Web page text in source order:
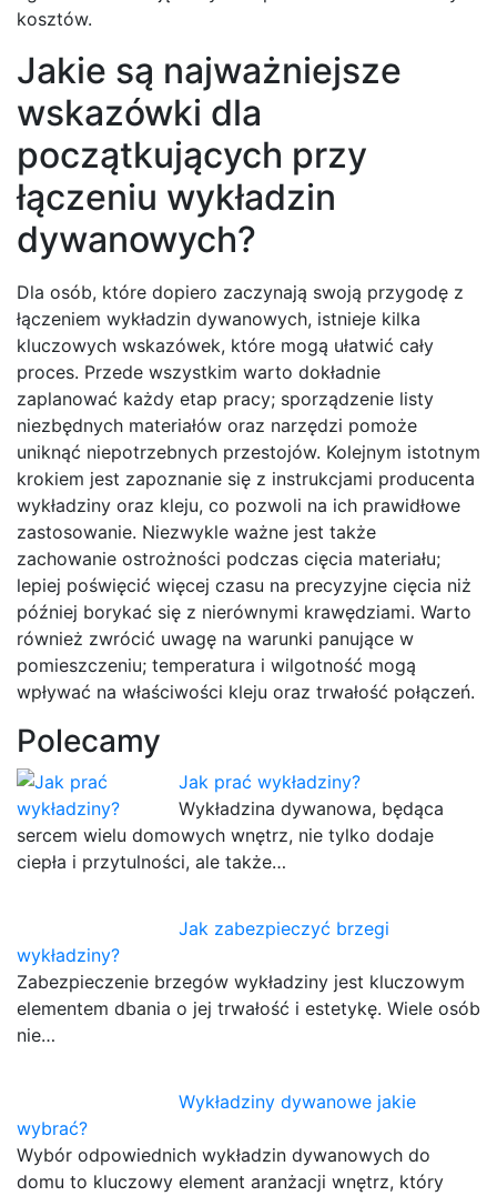
kosztów.
Jakie są najważniejsze
wskazówki dla
początkujących przy
łączeniu wykładzin
dywanowych?
Dla osób, które dopiero zaczynają swoją przygodę z
łączeniem wykładzin dywanowych, istnieje kilka
kluczowych wskazówek, które mogą ułatwić cały
proces. Przede wszystkim warto dokładnie
zaplanować każdy etap pracy; sporządzenie listy
niezbędnych materiałów oraz narzędzi pomoże
uniknąć niepotrzebnych przestojów. Kolejnym istotnym
krokiem jest zapoznanie się z instrukcjami producenta
wykładziny oraz kleju, co pozwoli na ich prawidłowe
zastosowanie. Niezwykle ważne jest także
zachowanie ostrożności podczas cięcia materiału;
lepiej poświęcić więcej czasu na precyzyjne cięcia niż
później borykać się z nierównymi krawędziami. Warto
również zwrócić uwagę na warunki panujące w
pomieszczeniu; temperatura i wilgotność mogą
wpływać na właściwości kleju oraz trwałość połączeń.
Polecamy
Jak prać wykładziny?
Wykładzina dywanowa, będąca
sercem wielu domowych wnętrz, nie tylko dodaje
ciepła i przytulności, ale także…
Jak zabezpieczyć brzegi
wykładziny?
Zabezpieczenie brzegów wykładziny jest kluczowym
elementem dbania o jej trwałość i estetykę. Wiele osób
nie…
Wykładziny dywanowe jakie
wybrać?
Wybór odpowiednich wykładzin dywanowych do
domu to kluczowy element aranżacji wnętrz, który